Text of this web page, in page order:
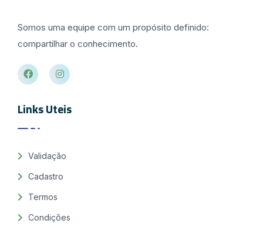
Somos uma equipe com um propósito definido:
compartilhar o conhecimento.
Links Uteis
Validação
Cadastro
Termos
Condições